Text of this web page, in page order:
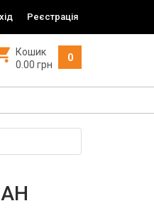
Реєстрація
0
Кошик
0.00 грн
АН